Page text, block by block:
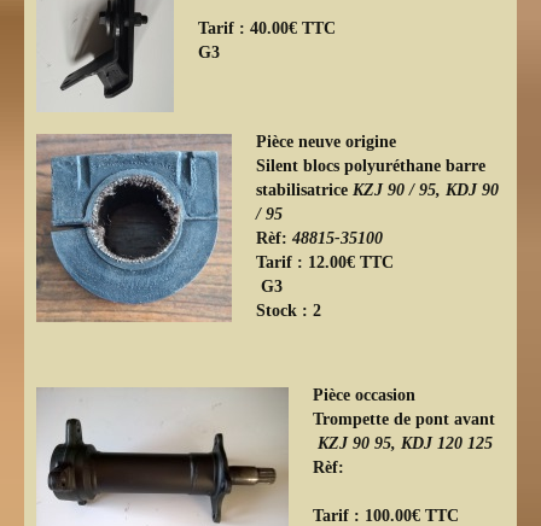
Tarif : 40.00€ TTC
G3
Pièce neuve origine
Silent blocs polyuréthane barre
stabilisatrice KZJ 90 / 95, KDJ 90
/ 95
Rèf: 48815-35100
Tarif : 12.00€ TTC
G3
Stock : 2
Pièce occasion
Trompette de pont avant
KZJ 90 95, KDJ 120 125
Rèf:
Tarif : 100.00€ TTC